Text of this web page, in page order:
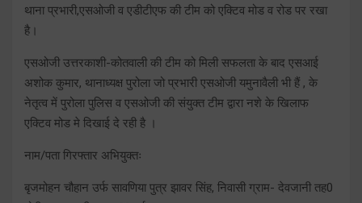
थाना प्रभारी,एसओजी व एडीटीएफ की टीम को एक्टिव मोड व रोड पर रखा
है।
एसओजी उत्तरकाशी-कोतवाली की टीम को मिली सफलता के बाद एसआई
अशोक कुमार, थानाध्यक्ष पुरोला जो प्रभारी एसओजी यमुनावैली भी हैं , के
नेतृत्व में पुरोला पुलिस व एसओजी की संयुक्त टीम द्वारा नशे के खिलाफ
एक्टिव मोड मे दिखाई दे रही है ।
नाम/पता गिरफ्तार अभियुक्तः
बृजमोहन चौहान उर्फ सावणिया पुत्र झावर सिंह, निवासी ग्राम- देवजानी तह0